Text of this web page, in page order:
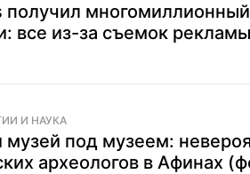
получил многомиллионный
все из-за съемок рекламы
И НАУКА
под музеем:
археологов в Афинах